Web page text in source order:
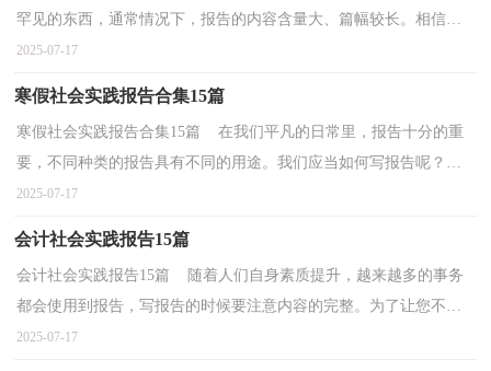
罕见的东西，通常情况下，报告的内容含量大、篇幅较长。相信很
多朋友都对写报告感到非常苦恼吧，以下是小编整理的法...
2025-07-17
寒假社会实践报告合集15篇
寒假社会实践报告合集15篇 在我们平凡的日常里，报告十分的重
要，不同种类的报告具有不同的用途。我们应当如何写报告呢？下
面是小编整理的寒假社会实践报告，希望能够帮助到大家...
2025-07-17
会计社会实践报告15篇
会计社会实践报告15篇 随着人们自身素质提升，越来越多的事务
都会使用到报告，写报告的时候要注意内容的完整。为了让您不再
为写报告头疼，下面是小编精心整理的会计社会实践报...
2025-07-17